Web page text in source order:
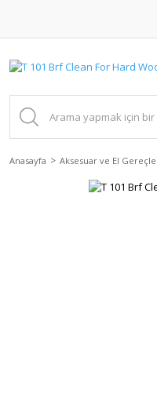
Anasayfa Aksesuar ve El